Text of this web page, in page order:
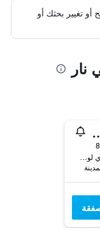
أو تغيير بحثك أو
فن توينتي
Beuningerstraat 20, دي لوت, مقاطعة أوفريسل, هولندا